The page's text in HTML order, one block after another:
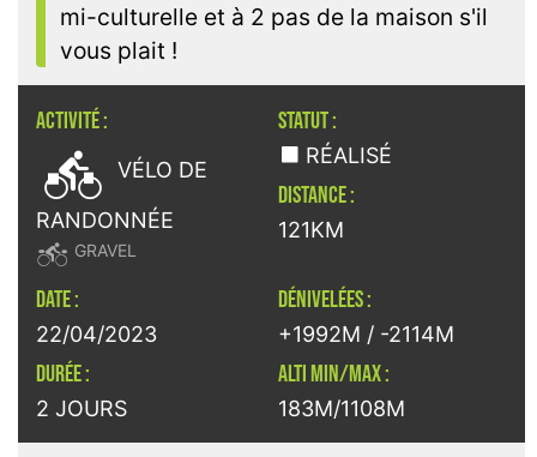
mi-culturelle et à 2 pas de la maison s'il
vous plait !
ACTIVITÉ :
 VÉLO DE
RANDONNÉE
 GRAVEL
STATUT :
RÉALISÉ
DISTANCE :
121KM
DATE :
22/04/2023
DURÉE :
2 JOURS
DÉNIVELÉES :
+1992M / -2114M
ALTI MIN/MAX :
183M/1108M